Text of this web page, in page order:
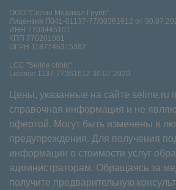
ООО "Селин Медикал Групп"
Лицензия Л041-01137-77/00361612 от
ИНН 7703445101
КПП 770201001
ОГРН 1187746315382
LCC "Seline clinic"
License 1137-77361612 30.07.2020
Цены, указанные на сайте seline.ru
справочная информация и не
офертой. Могут быть изменены в
предупреждения. Для получения
информации о стоимости услуг
администраторам. Обращаясь за
получите предварительную